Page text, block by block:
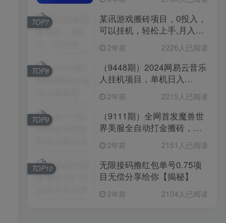
某讯游戏搬砖项目，0投入，
可以挂机，轻松上手,月入
2年前 2226人已阅读
TOP7
（9448期）2024网易云音乐
人挂机项目，单机日入
2年前 2215人已阅读
TOP8
（9111期）全网首发魔兽世
界美服全自动打金搬砖，日
姆级教学
2年前 2151人已阅读
TOP9
无限接码撸红包单号0.75项
目无偿分享给你【揭秘】
2年前 2104人已阅读
TOP10